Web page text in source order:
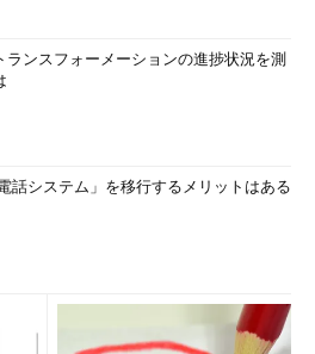
ランスフォーメーションの進捗状況を測
話システム」を移行するメリットはある